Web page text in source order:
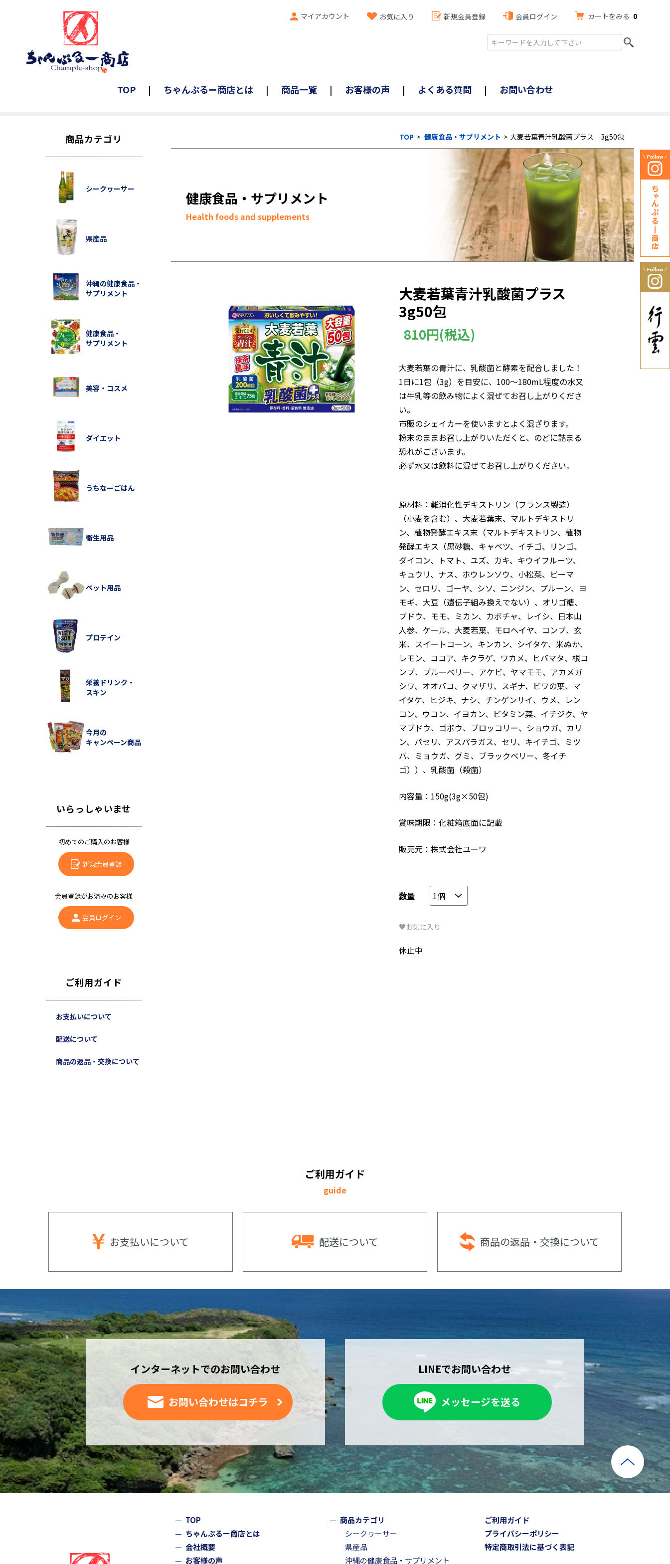
マイアカウント お気に入り 新規会員登録 会員ログイン カートをみる 0
TOP ちゃんぷるー商店とは 商品一覧 お客様の声 よくある質問 お問い合わせ
TOP 健康食品・サプリメント 大麦若葉青汁乳酸菌プラス 3g50包
健康食品・サプリメント
Health foods and supplements
大麦若葉青汁乳酸菌プラス
3g50包
810円(税込)
大麦若葉の青汁に、乳酸菌と酵素を配合しました！
1日に1包（3g）を目安に、100～180mL程度の水又
は牛乳等の飲み物によく混ぜてお召し上がりくださ
い。
市販のシェイカーを使いますとよく混ざります。
粉末のままお召し上がりいただくと、のどに詰まる
恐れがございます。
必ず水又は飲料に混ぜてお召し上がりください。
原材料：難消化性デキストリン（フランス製造）
（小麦を含む）、大麦若葉末、マルトデキストリ
ン、植物発酵エキス末（マルトデキストリン、植物
発酵エキス（黒砂糖、キャベツ、イチゴ、リンゴ、
ダイコン、トマト、ユズ、カキ、キウイフルーツ、
キュウリ、ナス、ホウレンソウ、小松菜、ピーマ
ン、セロリ、ゴーヤ、シソ、ニンジン、プルーン、ヨ
モギ、大豆（遺伝子組み換えでない）、オリゴ糖、
ブドウ、モモ、ミカン、カボチャ、レイシ、日本山
人参、ケール、大麦若葉、モロヘイヤ、コンブ、玄
米、スイートコーン、キンカン、シイタケ、米ぬか、
レモン、ココア、キクラゲ、ワカメ、ヒバマタ、根コ
ンブ、ブルーベリー、アケビ、ヤマモモ、アカメガ
シワ、オオバコ、クマザサ、スギナ、ビワの葉、マ
イタケ、ヒジキ、ナシ、チンゲンサイ、ウメ、レン
コン、ウコン、イヨカン、ビタミン菜、イチジク、ヤ
マブドウ、ゴボウ、ブロッコリー、ショウガ、カリ
ン、パセリ、アスパラガス、セリ、キイチゴ、ミツ
バ、ミョウガ、グミ、ブラックベリー、冬イチ
ゴ））、乳酸菌（殺菌）
内容量：150g(3g×50包)
賞味期限：化粧箱底面に記載
販売元：株式会社ユーワ
数量
♥お気に入り
休止中
商品カテゴリ
シークヮーサー
県産品
沖縄の健康食品・
サプリメント
健康食品・
サプリメント
美容・コスメ
ダイエット
うちなーごはん
衛生用品
ペット用品
プロテイン
栄養ドリンク・
スキン
今月の
キャンペーン商品
いらっしゃいませ
初めてのご購入のお客様
新規会員登録
会員登録がお済みのお客様
会員ログイン
ご利用ガイド
お支払いについて
配送について
商品の返品・交換について
ご利用ガイド
guide
お支払いについて 配送について 商品の返品・ 交換について
インターネットでのお問い合わせ
お問い合わせはコチラ
LINEでお問い合わせ
メッセージを送る
TOP
ちゃんぷるー商店とは
会社概要
お客様の声
商品カテゴリ
シークヮーサー
県産品
沖縄の健康食品・サプリメント
ご利用ガイド
プライバシーポリシー
特定商取引法に基づく表記